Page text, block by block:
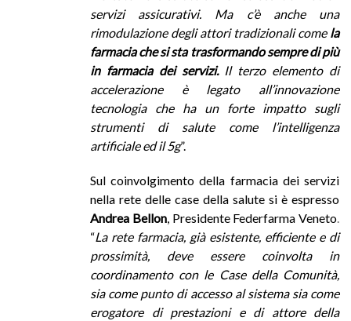
servizi assicurativi. Ma c’è anche una
rimodulazione degli attori tradizionali come la
farmacia che si sta trasformando sempre di più
in farmacia dei servizi.Il terzo elemento di
accelerazione è legato all’innovazione
tecnologia che ha un forte impatto sugli
strumenti di salute come l’intelligenza
artificiale ed il 5g”.
Sul coinvolgimento della farmacia dei servizi
nella rete delle case della salute si è espresso
Andrea Bellon, Presidente Federfarma Veneto.
“La rete farmacia, già esistente, efficiente e di
prossimità, deve essere coinvolta in
coordinamento con le Case della Comunità,
sia come punto di accesso al sistema sia come
erogatore di prestazioni e di attore della